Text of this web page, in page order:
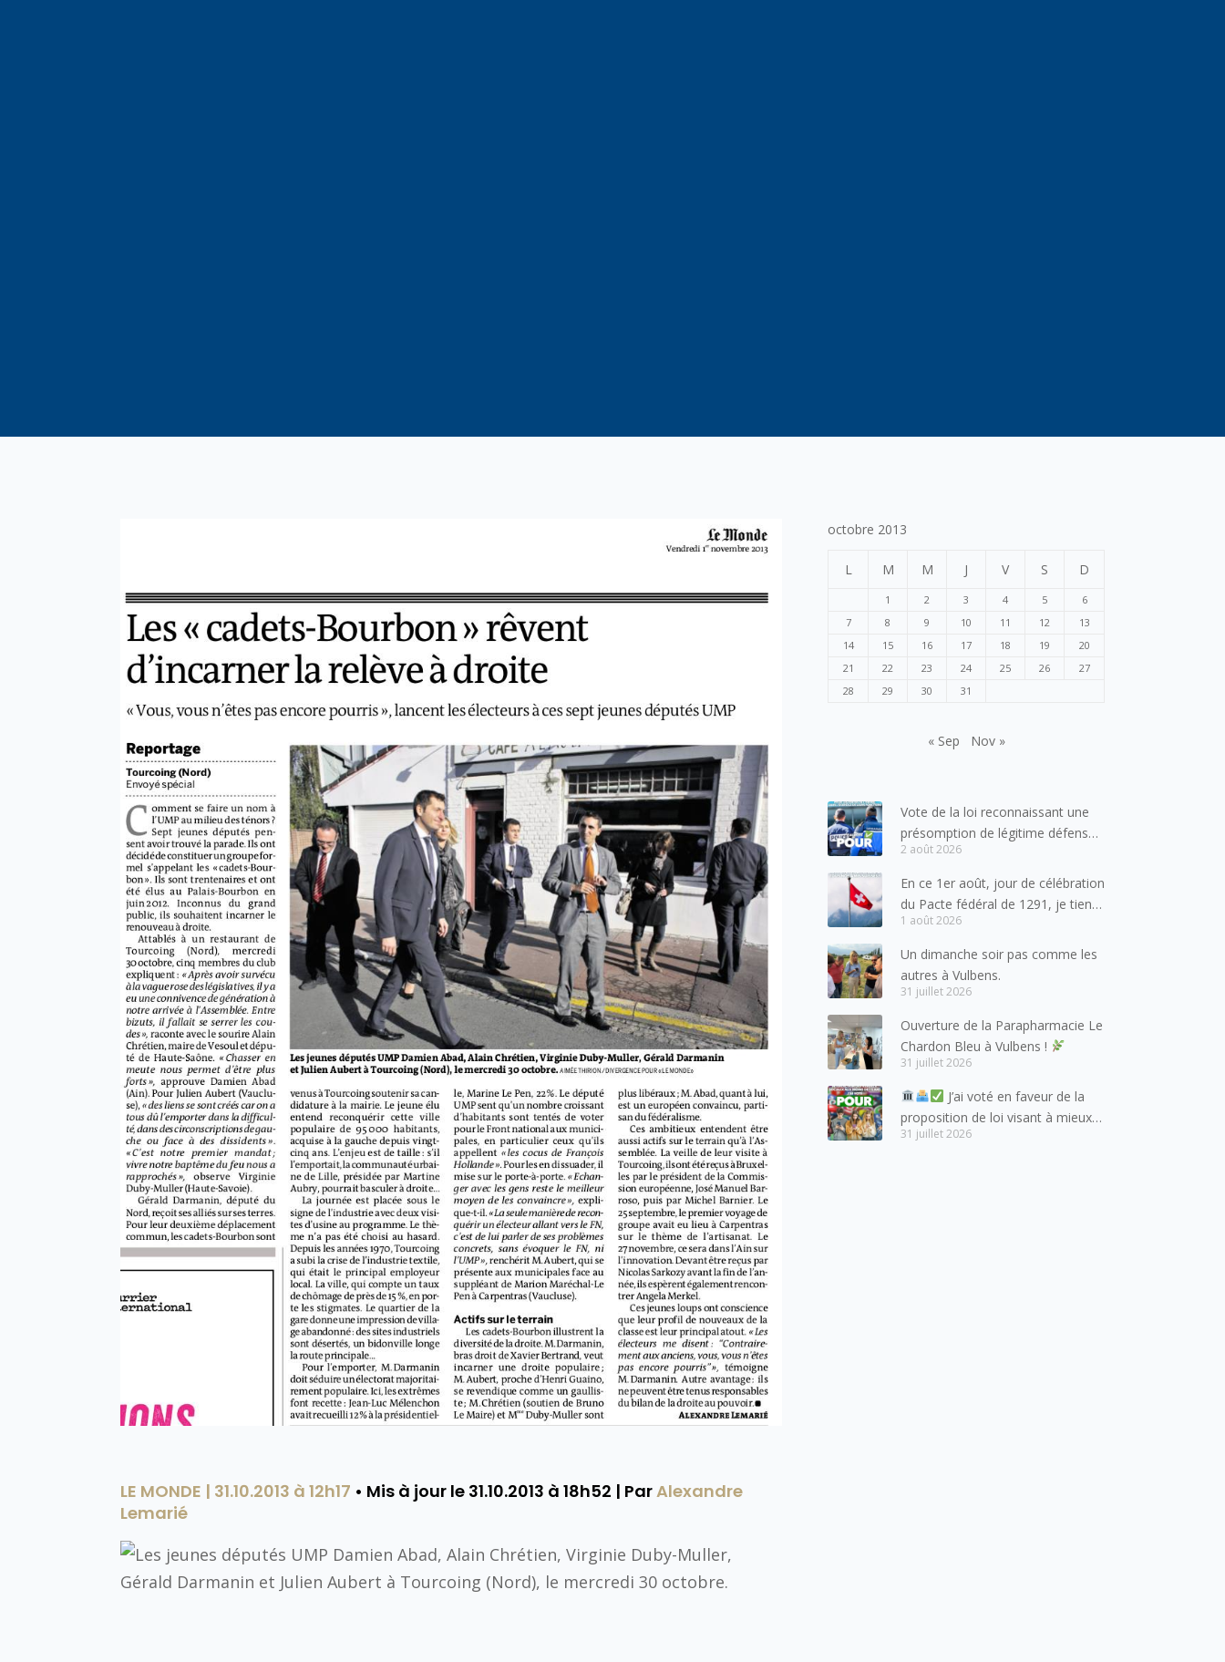
LE MONDE | 31.10.2013 à 12h17 • Mis à jour le 31.10.2013 à 18h52 | ParAlexandre
Lemarié
octobre 2013
L M M J V S D
1 2 3 4 5
6
7
8 9 10 11 12
13
14
15 16 17 18 19
20
21
22 23 24 25 26
27
28
29 30 31
« Sep Nov »
Vote de la loi reconnaissant une
présomption de légitime défense
pour les forces de l’ordre
2 août 2026
En ce 1er août, jour de célébration
du Pacte fédéral de 1291, je tiens
à adresser mes meilleures
salutations à nos voisins et amis
suisses, et plus particulièrement
aux habitants du bassin genevois
lesquels la Haute-Savoie
entretient des liens étroits et
quotidiens.
1 août 2026
Un dimanche soir pas comme les
autres à Vulbens.
31 juillet 2026
Ouverture de la Parapharmacie Le
Chardon Bleu à Vulbens !
31 juillet 2026
J’ai voté en faveur de la
proposition de loi visant à mieux
protéger les mineurs des risques
31 juillet 2026